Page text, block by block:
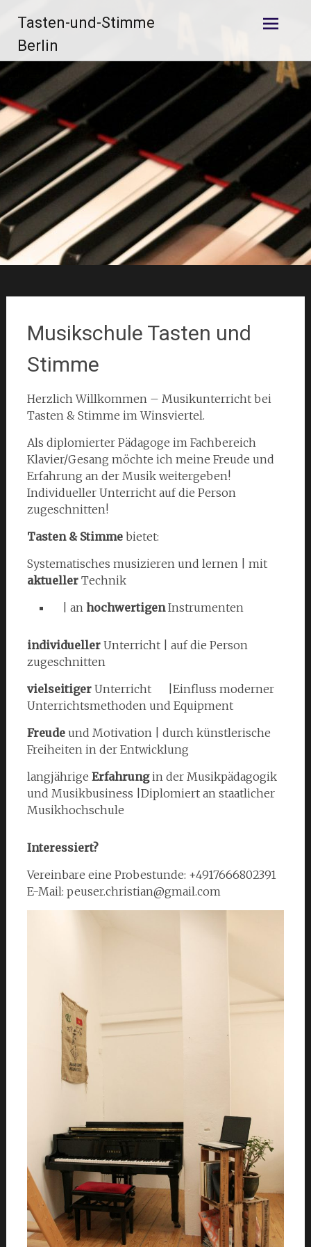
Inhalt
springen
Tasten-und-Stimme
Berlin
Musikschule Tasten und
Stimme
Herzlich Willkommen – Musikunterricht bei
Tasten & Stimme im Winsviertel.
Als diplomierter Pädagoge im Fachbereich
Klavier/Gesang möchte ich meine Freude und
Erfahrung an der Musik weitergeben!
Individueller Unterricht auf die Person
zugeschnitten!
Tasten & Stimmebietet:
Systematisches musizieren und lernen | mit
aktueller Technik
| an hochwertigenInstrumenten
individuellerUnterricht | auf die Person
zugeschnitten
vielseitiger Unterricht |Einfluss moderner
Unterrichtsmethoden und Equipment
Freudeund Motivation | durch künstlerische
Freiheiten in der Entwicklung
langjährige Erfahrungin der Musikpädagogik
und Musikbusiness |Diplomiert an staatlicher
Musikhochschule
Interessiert?
Vereinbare eine Probestunde: +4917666802391
E-Mail: peuser.christian@gmail.com